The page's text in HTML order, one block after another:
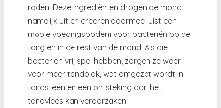
raden. Deze ingrediënten drogen de mond
namelijk uit en creëren daarmee juist een
mooie voedingsbodem voor bacteriën op de
tong en in de rest van de mond. Als die
bacteriën vrij spel hebben, zorgen ze weer
voor meer tandplak, wat omgezet wordt in
tandsteen en een ontsteking aan het
tandvlees kan veroorzaken.